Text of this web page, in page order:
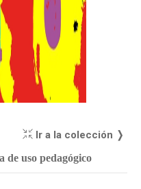
Ir a la colección ❭
de uso pedagógico